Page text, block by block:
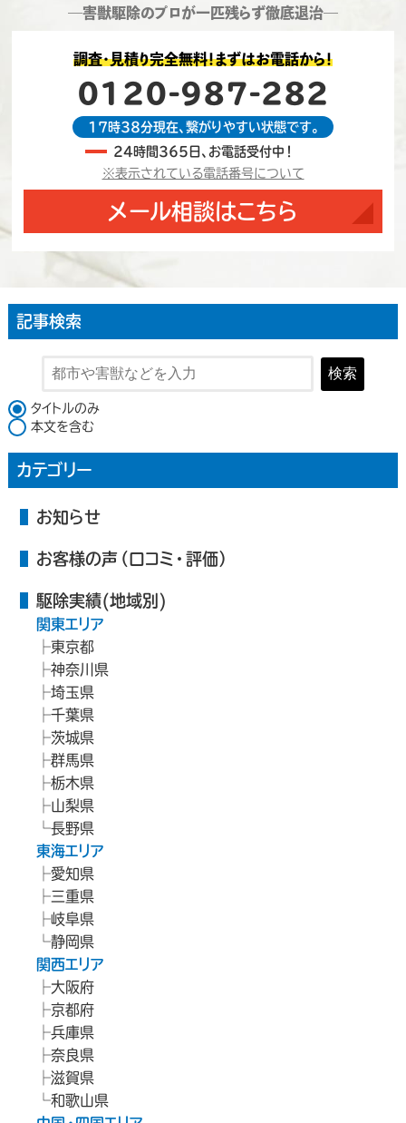
―害獣駆除のプロが一匹残らず徹底退治―
調査・見積り完全無料！まずはお電話から！
0120-987-282
17時38分現在、繋がりやすい状態です。
24時間365日、お電話受付中！
※表示されている電話番号について
メール相談はこちら
記事検索
検索
検索対象
タイトルのみ
本文を含む
カテゴリー
お知らせ
お客様の声（口コミ・評価）
駆除実績(地域別)
関東エリア
東京都
神奈川県
埼玉県
千葉県
茨城県
群馬県
栃木県
山梨県
長野県
東海エリア
愛知県
三重県
岐阜県
静岡県
関西エリア
大阪府
京都府
兵庫県
奈良県
滋賀県
和歌山県